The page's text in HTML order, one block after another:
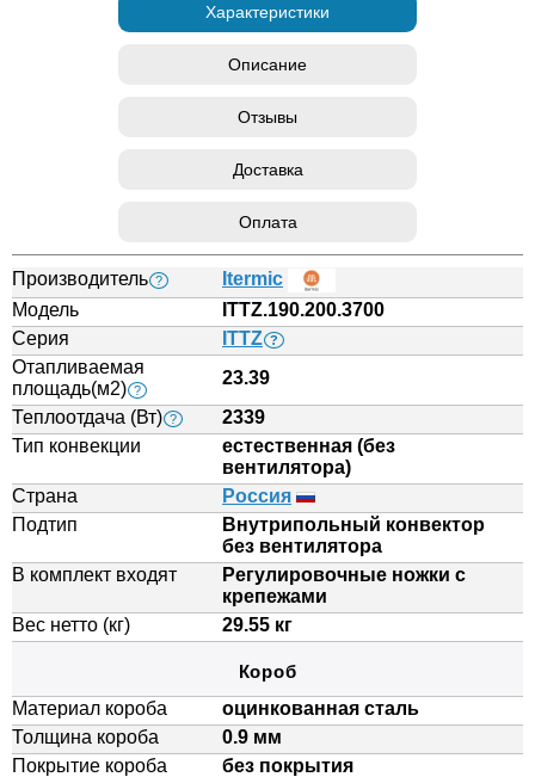
Характеристики
Описание
Отзывы
Доставка
Оплата
Производитель ?
Itermic
Модель
ITTZ.190.200.3700
Серия
ITTZ ?
Отапливаемая
площадь(м2) ?
23.39
Теплоотдача (Вт) ?
2339
Тип конвекции
естественная (без
вентилятора)
Страна
Россия
Подтип
Внутрипольный конвектор
без вентилятора
В комплект входят
Регулировочные ножки с
крепежами
Вес нетто (кг)
29.55 кг
Короб
Материал короба
оцинкованная сталь
Толщина короба
0.9 мм
Покрытие короба
без покрытия